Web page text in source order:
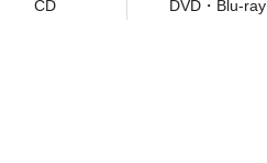
CD DVD・Blu-ray